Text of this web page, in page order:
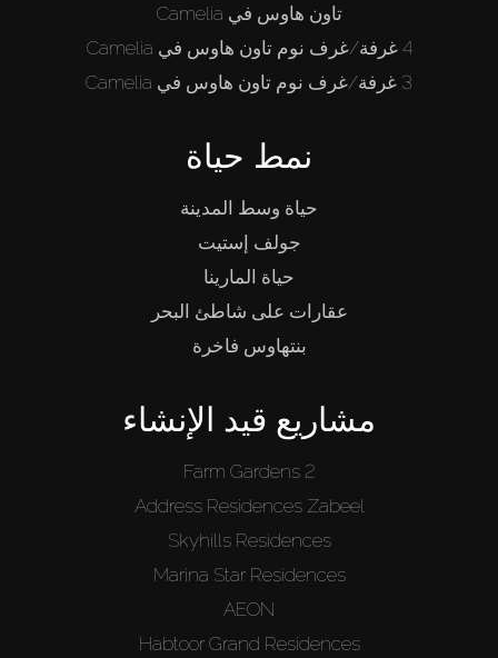
تاون هاوس في Camelia
4 غرفة/غرف نوم تاون هاوس في Camelia
3 غرفة/غرف نوم تاون هاوس في Camelia
نمط حياة
حياة وسط المدينة
جولف إستيت
حياة المارينا
عقارات على شاطئ البحر
بنتهاوس فاخرة
مشاريع قيد الإنشاء
Farm Gardens 2
Address Residences Zabeel
Skyhills Residences
Marina Star Residences
AEON
Habtoor Grand Residences